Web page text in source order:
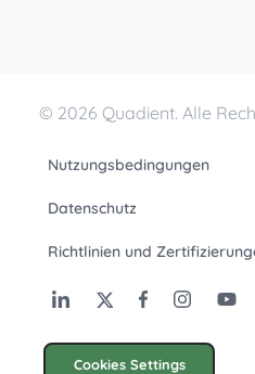
© 2026 Quadient. Alle
Nutzungsbedingungen
Datenschutz
Richtlinien und
Cookies Settings